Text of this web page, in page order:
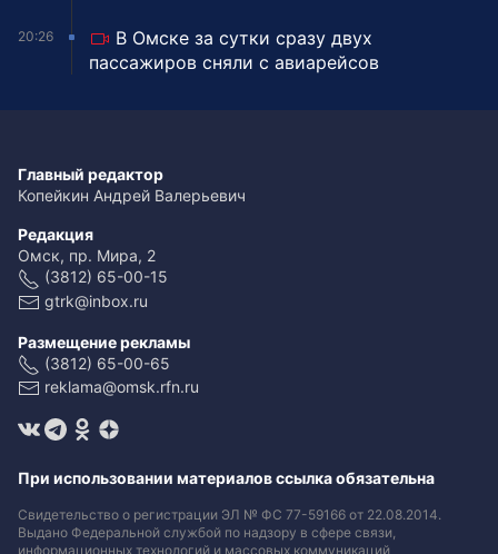
20:26
В Омске за сутки сразу двух
пассажиров сняли с авиарейсов
Главный редактор
Копейкин Андрей Валерьевич
Редакция
Омск, пр. Мира, 2
(3812) 65-00-15
gtrk@inbox.ru
Размещение рекламы
(3812) 65-00-65
reklama@omsk.rfn.ru
При использовании материалов ссылка обязательна
Свидетельство о регистрации ЭЛ № ФС 77-59166 от 22.08.2014.
Выдано Федеральной службой по надзору в сфере связи,
информационных технологий и массовых коммуникаций